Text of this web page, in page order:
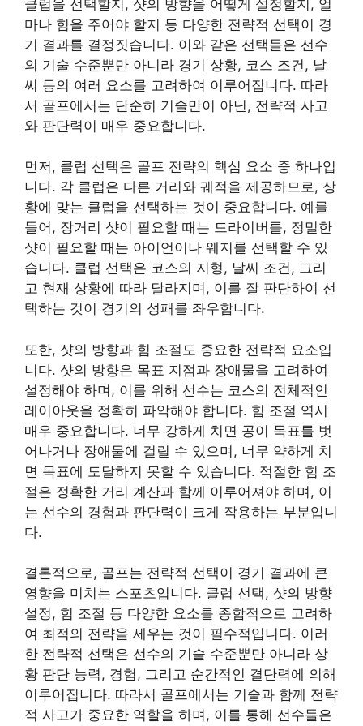
클럽을 선택할지, 샷의 방향을 어떻게 설정할지, 얼
마나 힘을 주어야 할지 등 다양한 전략적 선택이 경
기 결과를 결정짓습니다. 이와 같은 선택들은 선수
의 기술 수준뿐만 아니라 경기 상황, 코스 조건, 날
씨 등의 여러 요소를 고려하여 이루어집니다. 따라
서 골프에서는 단순히 기술만이 아닌, 전략적 사고
와 판단력이 매우 중요합니다.
먼저, 클럽 선택은 골프 전략의 핵심 요소 중 하나입
니다. 각 클럽은 다른 거리와 궤적을 제공하므로, 상
황에 맞는 클럽을 선택하는 것이 중요합니다. 예를
들어, 장거리 샷이 필요할 때는 드라이버를, 정밀한
샷이 필요할 때는 아이언이나 웨지를 선택할 수 있
습니다. 클럽 선택은 코스의 지형, 날씨 조건, 그리
고 현재 상황에 따라 달라지며, 이를 잘 판단하여 선
택하는 것이 경기의 성패를 좌우합니다.
또한, 샷의 방향과 힘 조절도 중요한 전략적 요소입
니다. 샷의 방향은 목표 지점과 장애물을 고려하여
설정해야 하며, 이를 위해 선수는 코스의 전체적인
레이아웃을 정확히 파악해야 합니다. 힘 조절 역시
매우 중요합니다. 너무 강하게 치면 공이 목표를 벗
어나거나 장애물에 걸릴 수 있으며, 너무 약하게 치
면 목표에 도달하지 못할 수 있습니다. 적절한 힘 조
절은 정확한 거리 계산과 함께 이루어져야 하며, 이
는 선수의 경험과 판단력이 크게 작용하는 부분입니
다.
결론적으로, 골프는 전략적 선택이 경기 결과에 큰
영향을 미치는 스포츠입니다. 클럽 선택, 샷의 방향
설정, 힘 조절 등 다양한 요소를 종합적으로 고려하
여 최적의 전략을 세우는 것이 필수적입니다. 이러
한 전략적 선택은 선수의 기술 수준뿐만 아니라 상
황 판단 능력, 경험, 그리고 순간적인 결단력에 의해
이루어집니다. 따라서 골프에서는 기술과 함께 전략
적 사고가 중요한 역할을 하며, 이를 통해 선수들은